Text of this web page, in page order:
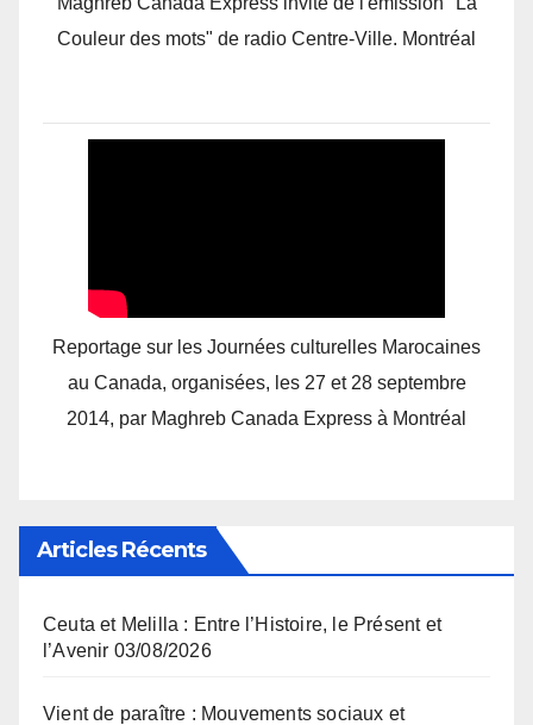
Couleur des mots" de radio Centre-Ville. Montréal
Reportage sur les Journées culturelles Marocaines
au Canada, organisées, les 27 et 28 septembre
2014, par Maghreb Canada Express à Montréal
Articles Récents
Ceuta et Melilla : Entre l’Histoire, le Présent et
l’Avenir 03/08/2026
Vient de paraître : Mouvements sociaux et